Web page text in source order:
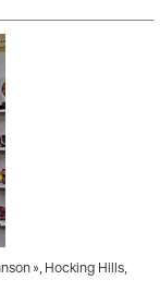
», Hocking Hills,